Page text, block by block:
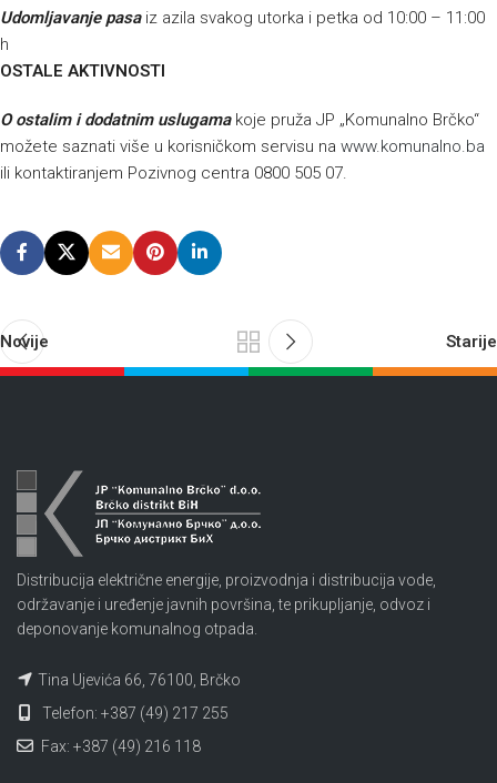
Udomljavanje pasaiz azila svakog utorka i petka od 10:00 – 11:00
h
OSTALE AKTIVNOSTI
O ostalim i dodatnim uslugamakoje pruža JP „Komunalno Brčko“
možete saznati više u korisničkom servisu na www.komunalno.ba
ili kontaktiranjem Pozivnog centra 0800 505 07.
Novije Starije
Distribucija električne energije, proizvodnja i distribucija vode,
održavanje i uređenje javnih površina, te prikupljanje, odvoz i
deponovanje komunalnog otpada.
Tina Ujevića 66, 76100, Brčko
Telefon: +387 (49) 217 255
Fax: +387 (49) 216 118